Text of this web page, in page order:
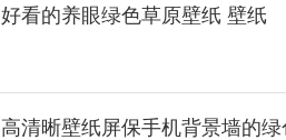
好看的养眼绿色草原壁纸 壁纸
高清晰壁纸屏保手机背景墙的